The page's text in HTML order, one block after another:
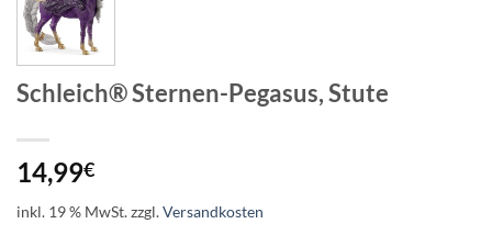
Schleich® Sternen-Pegasus, Stute
14,99€
inkl. 19 % MwSt.zzgl.Versandkosten